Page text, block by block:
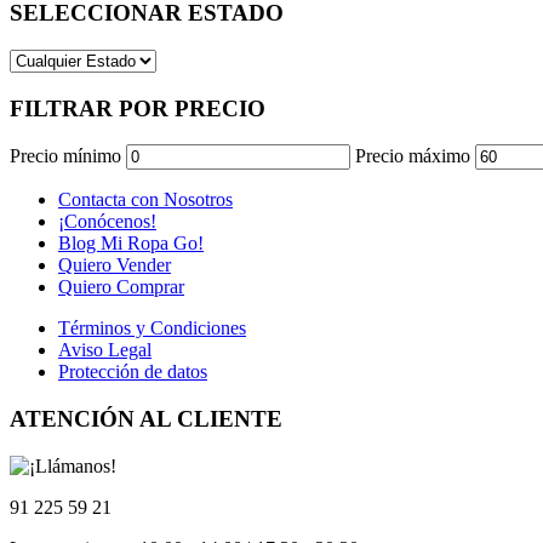
SELECCIONAR ESTADO
FILTRAR POR PRECIO
Precio mínimo Precio máximo
Contacta con Nosotros
¡Conócenos!
Blog Mi Ropa Go!
Quiero Vender
Quiero Comprar
Términos y Condiciones
Aviso Legal
Protección de datos
ATENCIÓN AL CLIENTE
91 225 59 21